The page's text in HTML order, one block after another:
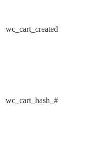
wc_cart_created
wc_cart_hash_#